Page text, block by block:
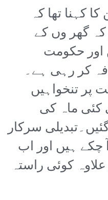
کہنا تھا کہ
کہ گھر وں کے
اور حکومت
کر رہی ہے۔
پر تنخواہیں
کئی ماہ کی
سرکار
چکے ہیں اور اب
کوئی راستہ